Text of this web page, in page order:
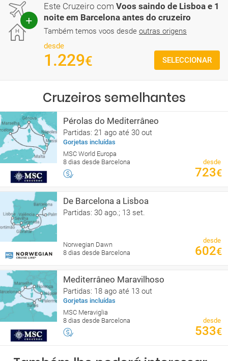
Este Cruzeiro com Voos saindo de Lisboa e 1
noite em Barcelona antes do cruzeiro
Também temos voos desde outras origens
desde
1.229€ SELECCIONAR
Cruzeiros semelhantes
Pérolas do Mediterrâneo
Partidas: 21 ago até 30 out
Gorjetas incluídas
MSC World Europa
8 dias desde Barcelona
desde
723€
De Barcelona a Lisboa
Partidas: 30 ago.; 13 set.
Norwegian Dawn
8 dias desde Barcelona
desde
602€
Mediterrâneo Maravilhoso
Partidas: 18 ago até 13 out
Gorjetas incluídas
MSC Meraviglia
8 dias desde Barcelona
desde
533€